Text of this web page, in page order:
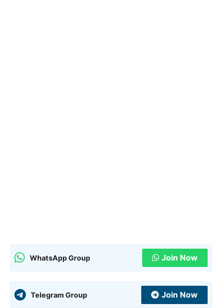
WhatsApp Group Join Now
Telegram Group Join Now